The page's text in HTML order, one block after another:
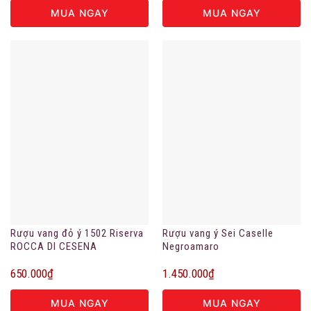
MUA NGAY MUA NGAY
Rượu vang đỏ ý 1502 Riserva
ROCCA DI CESENA
650.000₫
MUA NGAY
Rượu vang ý Sei Caselle
Negroamaro
1.450.000₫
MUA NGAY